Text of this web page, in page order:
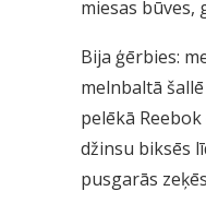
miesas būves,
Bija ģērbies:
melnbaltā
pelēkā
džinsu biksēs
pusgarās